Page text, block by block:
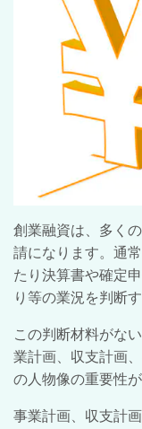
創業融資は、多く
請になります。通
たり決算書や確定
り等の業況を判断
この判断材料がな
業計画、収支計画
の人物像の重要性
事業計画、収支計